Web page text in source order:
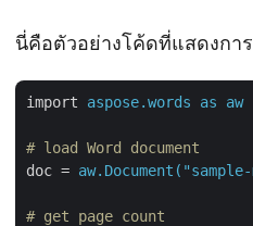
นี่คือตัวอย่างโค้ดที่แสดงกา
import aspose.words as aw
# load Word document
doc =
# get page count